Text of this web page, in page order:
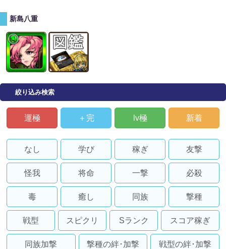
新島八重
絞り込み検索
運極 ＋完 lv極 新着
なし 学び 稼ぎ 友撃
怪我 将命 一撃 必殺
毒 癒し 同族 撃種
戦型 スピクリ Sランク スコア稼ぎ
同族加撃 撃種の絆･加撃 戦型の絆･加撃